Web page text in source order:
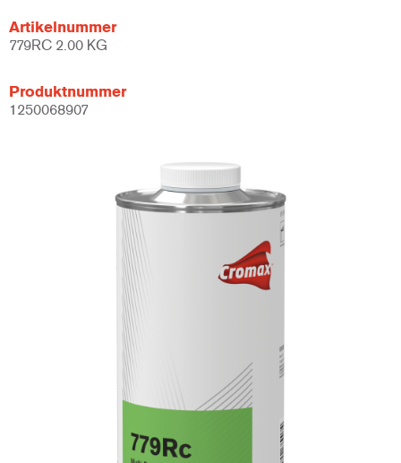
Artikelnummer
779RC 2.00 KG
Produktnummer
1250068907